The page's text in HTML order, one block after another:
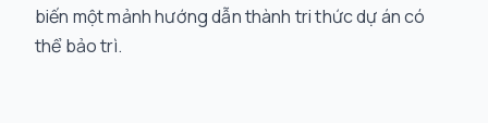
biến một mảnh hướng dẫn thành tri thức dự án có
thể bảo trì.